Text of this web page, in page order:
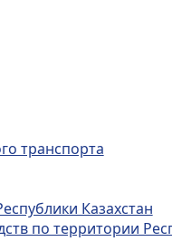
транспорта
Казахстан
по территории